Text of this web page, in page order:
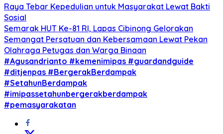
Raya Tebar Kepedulian untuk Masyarakat Lewat Bakti
Sosial
Semarak HUT Ke-81 RI, Lapas Cibinong Gelorakan
Semangat Persatuan dan Kebersamaan Lewat Pekan
Olahraga Petugas dan Warga Binaan
#Agusandrianto #kemenimipas #guardandguide
#ditjenpas #BergerakBerdampak
#SetahunBerdampak
#imipassetahunbergerakberdampak
#pemasyarakatan